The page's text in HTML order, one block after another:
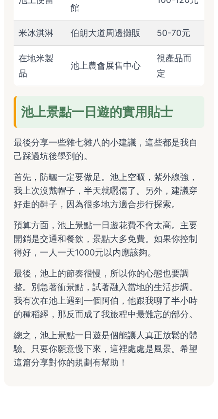
館
米冰淇淋 伯朗大道周邊攤販 50-70元
在地米製
品
池上農會展售中心
視產品而
定
池上景點一日遊的實用貼士
最後分享一些雜七雜八的小建議，這些都是我自
己踩過坑後學到的。
首先，防曬一定要做足。池上空曠，紫外線強，
我上次沒戴帽子，半天就曬傷了。另外，建議穿
好走的鞋子，因為很多地方適合步行探索。
預算方面，池上景點一日遊花費不會太高。主要
開銷是交通和餐飲，景點大多免費。如果你控制
得好，一人一天1000元以内應該夠。
最後，池上的節奏很慢，所以你的心態也要調
整。別急著衝景點，試著融入當地的生活步調。
我有次在池上遇到一個阿伯，他跟我聊了半小時
的種稻經，那反而成了我旅程中最難忘的部分。
總之，池上景點一日遊是個能讓人真正放鬆的體
驗。只要你願意慢下來，這裡處處是風景。希望
這篇分享對你的規劃有幫助！